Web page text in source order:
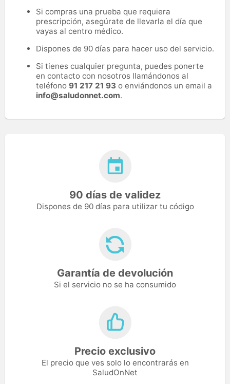
Si compras una prueba que requiera
prescripción, asegúrate de llevarla el día que
vayas al centro médico.
Dispones de 90 días para hacer uso del servicio.
Si tienes cualquier pregunta, puedes ponerte
en contacto con nosotros llamándonos al
teléfono 91 217 21 93 o enviándonos un email a
info@saludonnet.com.
90 días de validez
Dispones de 90 días para utilizar tu código
Garantía de devolución
Si el servicio no se ha consumido
Precio exclusivo
El precio que ves solo lo encontrarás en
SaludOnNet